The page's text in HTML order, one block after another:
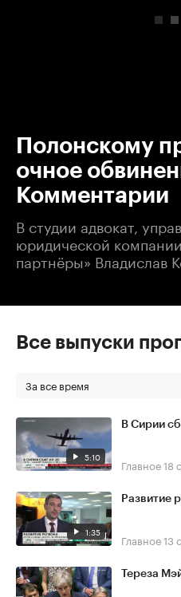
Полонскому
очное
Комментарии
В студии адвокат,
юридической
партнёры» Владислав
Все выпуски
За все время
5:10
В Сирии
Главное18
1:35
Развитие
Главное13
Тереза